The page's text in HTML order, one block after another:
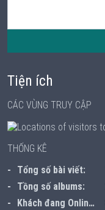
Tiện ích
CÁC VÙNG TRUY CẬP
THỐNG KÊ
Tổng số bài viết:
Tồng số albums:
Khách đang Online: